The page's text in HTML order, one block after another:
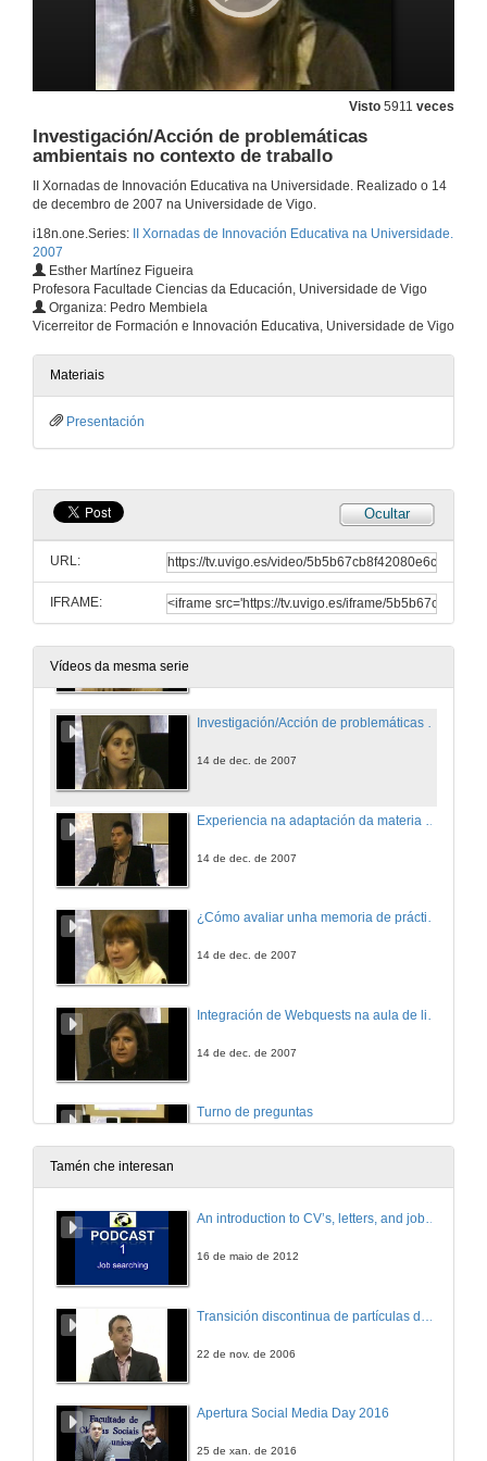
Visto 5911 veces
Investigación/Acción de problemáticas
ambientais no contexto de traballo
II Xornadas de Innovación Educativa na Universidade. Realizado o 14
de decembro de 2007 na Universidade de Vigo.
i18n.one.Series:
II Xornadas de Innovación Educativa na Universidade.
2007
Esther Martínez Figueira
Profesora Facultade Ciencias da Educación, Universidade de Vigo
Organiza: Pedro Membiela
Vicerreitor de Formación e Innovación Educativa, Universidade de Vigo
Materiais
Presentación
Ocultar
URL:
IFRAME:
Vídeos da mesma serie
14 de dec. de 2007
O portafolio como recurso na avaliación do alumnado
Actividades manipulativas colectivizadas: Investigación interpretada na E.T.S.E. Minas
14 de dec. de 2007
Papel das TIC na docencia virtual de posgrao adaptada ao EEES
Investigación/Acción de problemáticas ambientais no contexto de traballo
14 de dec. de 2007
14 de dec. de 2007
¿Cómo avaliar unha memoria de prácticas? Un exemplo de rúbrica no ámbito das novas tecnoloxías
14 de dec. de 2007
14 de dec. de 2007
Turno de preguntas
14 de dec. de 2007
Tamén che interesan
An introduction to CV’s, letters, and job searching
16 de maio de 2012
22 de nov. de 2006
Apertura Social Media Day 2016
25 de xan. de 2016